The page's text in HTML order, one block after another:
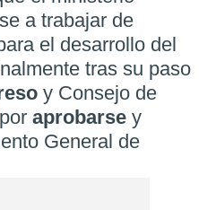
a trabajar de
el desarrollo del
tras su paso
y Consejo de
aprobarse y
General de